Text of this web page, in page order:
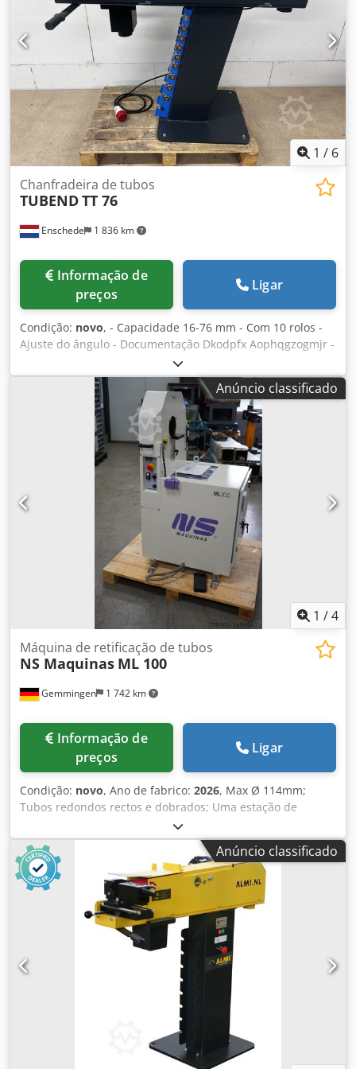
Potência total: 14 kW. Velocidade das bandas de
polimento: 10-30 m/s.
1 / 6
Enschede 1 836 km
Chanfradeira de tubos
TUBENDTT 76
preços
Ligar
Condição: novo, - Capacidade 16-76 mm - Com 10 rolos -
Ajuste do ângulo - Documentação Dkodpfx Aophqgzogmjr -
Anúncio classificado
1 /4
Gemmingen 1 742 km
Máquina de retificação de tubos
NS Maquinas ML 100
preços
Ligar
Condição: novo, Ano de fabrico: 2026, Max Ø 114mm;
Tubos redondos rectos e dobrados; Uma estação de
retificação; Retificação de tubos redondos rectos e
dobrados até Ø114mm com a máxima flexibilidade. A
máquina de retificação de tubos ML100 é a escolha
perfeita para retificação e polimento de superfícies de
tubos redondos, ovais e elípticos. O sistema de correia
planetária da ML permite a retificação por correia sem
rodar o tubo para obter os melhores resultados. O sistema
de alimentação alimenta com segurança os tubos rectos
na estação de retificação para um acabamento de
superfície consistente e produtivo. Dsdst Eaw Depfx
Agmskr ML100 Capacidade de trabalho (Ø mm) 3 - 114 N.º
de estações 1 Cinta de lixa, dimensões (mm) (2x) 50x940
Velocidade da cinta de lixa (m/s) 3-22 Cintas de lixa Motor
(kW) 3 Roda, motor (kW) 1,5 Potência total (kW) 4,5
Consumo de energia (A) 11 Ligação de extração de poeiras
Anúncio classificado